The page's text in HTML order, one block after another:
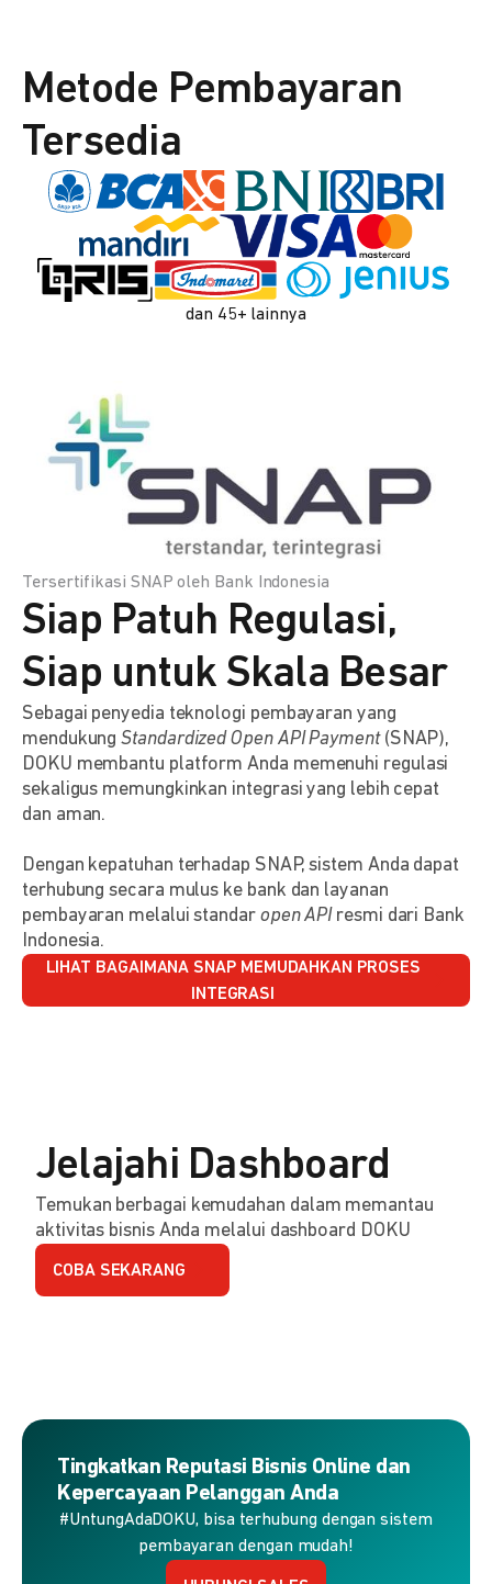
Metode Pembayaran
Tersedia
dan 45+ lainnya
Tersertifikasi SNAP oleh Bank Indonesia
Siap Patuh Regulasi,
Siap untuk Skala Besar
Sebagai penyedia teknologi pembayaran yang
mendukungStandardized Open API Payment(SNAP),
DOKU membantu platform Anda memenuhi regulasi
sekaligus memungkinkan integrasi yang lebih cepat
dan aman.
Dengan kepatuhan terhadap SNAP, sistem Anda dapat
terhubung secara mulus ke bank dan layanan
pembayaran melalui standar open APIresmi dari Bank
Indonesia.
LIHAT BAGAIMANA SNAP MEMUDAHKAN PROSES
INTEGRASI
Jelajahi Dashboard
Temukan berbagai kemudahan dalam memantau
aktivitas bisnis Anda melalui dashboard DOKU
COBA SEKARANG
Tingkatkan Reputasi Bisnis Online dan
Kepercayaan Pelanggan Anda
#UntungAdaDOKU, bisa terhubung dengan sistem
pembayaran dengan mudah!